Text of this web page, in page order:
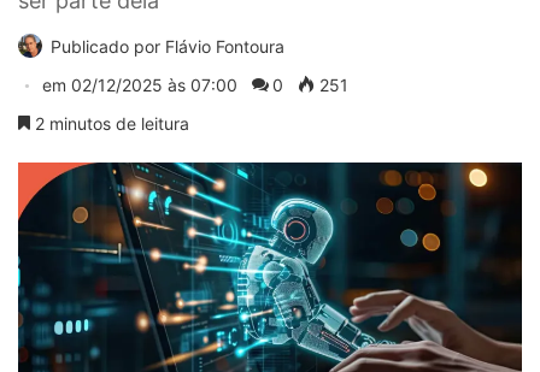
Publicado por Flávio Fontoura
em 02/12/2025 às 07:00 0
251
2 minutos de leitura